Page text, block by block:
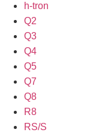
h-tron
Q2
Q3
Q4
Q5
Q7
Q8
R8
RS/S